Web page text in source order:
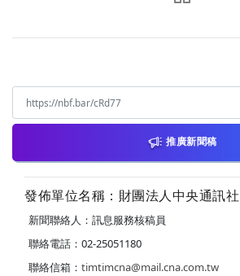
推廣新聞稿
發佈單位名稱：財團法人中央通訊社
新聞聯絡人：訊息服務核稿員
聯絡電話：02-25051180
聯絡信箱： timtimcna@mail.cna.com.tw